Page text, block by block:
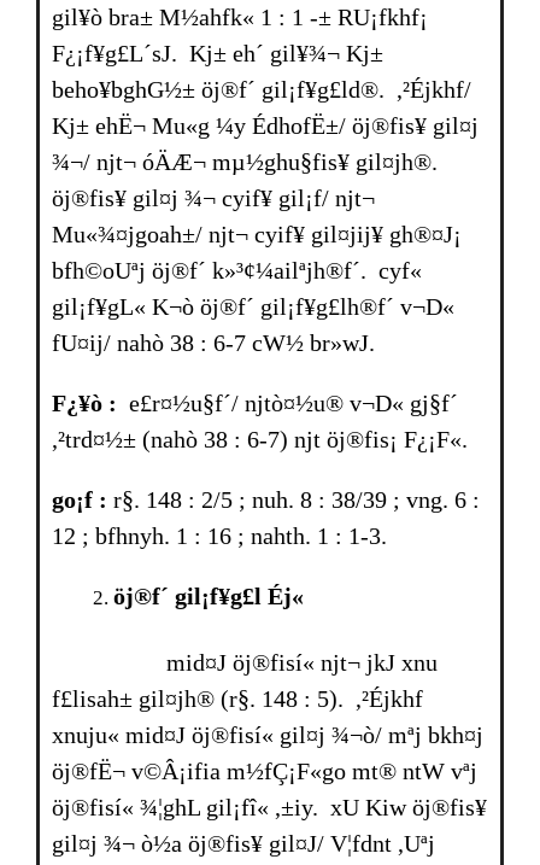
gil¥ò bra± M½ahfk« 1 : 1 -± RU¡fkhf¡
F¿¡f¥g£L´sJ. Kj± eh´ gil¥¾¬ Kj±
beho¥bghG½± öj®f´ gil¡f¥g£ld®. ,²Éjkhf/
Kj± ehË¬ Mu«g ¼y ÉdhofË±/ öj®fis¥ gil¤j
¾¬/ njt¬ óÄÆ¬ mµ½ghu§fis¥ gil¤jh®.
öj®fis¥ gil¤j ¾¬ cyif¥ gil¡f/ njt¬
Mu«¾¤jgoah±/ njt¬ cyif¥ gil¤jij¥ gh®¤J¡
bfh©oUªj öj®f´ k»³¢¼ailªjh®f´. cyf«
gil¡f¥gL« K¬ò öj®f´ gil¡f¥g£lh®f´ v¬D«
fU¤ij/ nahò 38 : 6-7 cW½ br­»wJ.
F¿¥ò : e£r¤½u§f´/ njtò¤½u® v¬D« gj§f´
,²trd¤½± (nahò 38 : 6-7) njt öj®fis¡ F¿¡F«.
go¡f : r§. 148 : 2/5 ; nuh. 8 : 38/39 ; vng. 6 :
12 ; bfhnyh. 1 : 16 ; nahth. 1 : 1-3.
öj®f´ gil¡f¥g£l Éj«
mid¤J öj®fisí« njt¬ jkJ xnu
f£lisah± gil¤jh® (r§. 148 : 5). ,²Éjkhf
xnuju« mid¤J öj®fisí« gil¤j ¾¬ò/ mªj bkh¤j
öj®fË¬ v©Â¡ifia m½fÇ¡F«go mt® ntW vªj
öj®fisí« ¾¦ghL gil¡fî« ,±iy. xU Kiw öj®fis¥
gil¤j ¾¬ ò½a öj®fis¥ gil¤J/ V¦fdnt ,Uªj